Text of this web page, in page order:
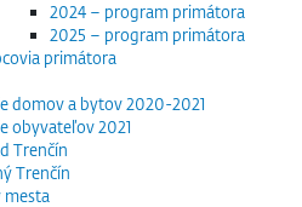
2024 – program primátora
2025 – program primátora
primátora
domov a bytov 2020-2021
obyvateľov 2021
Trenčín
Trenčín